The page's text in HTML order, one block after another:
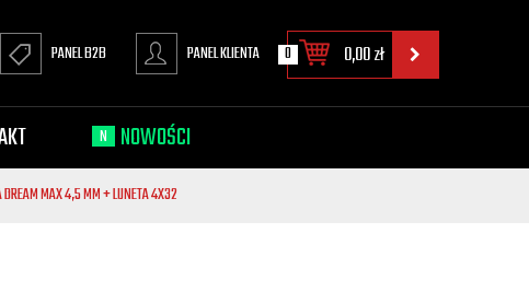
0 0,00zł
PANEL B2B PANEL KLIENTA
N NOWOŚCI
MAX 4,5 MM + LUNETA 4X32